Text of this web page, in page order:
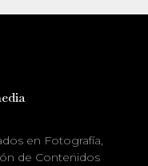
en Fotografía,
de Contenidos